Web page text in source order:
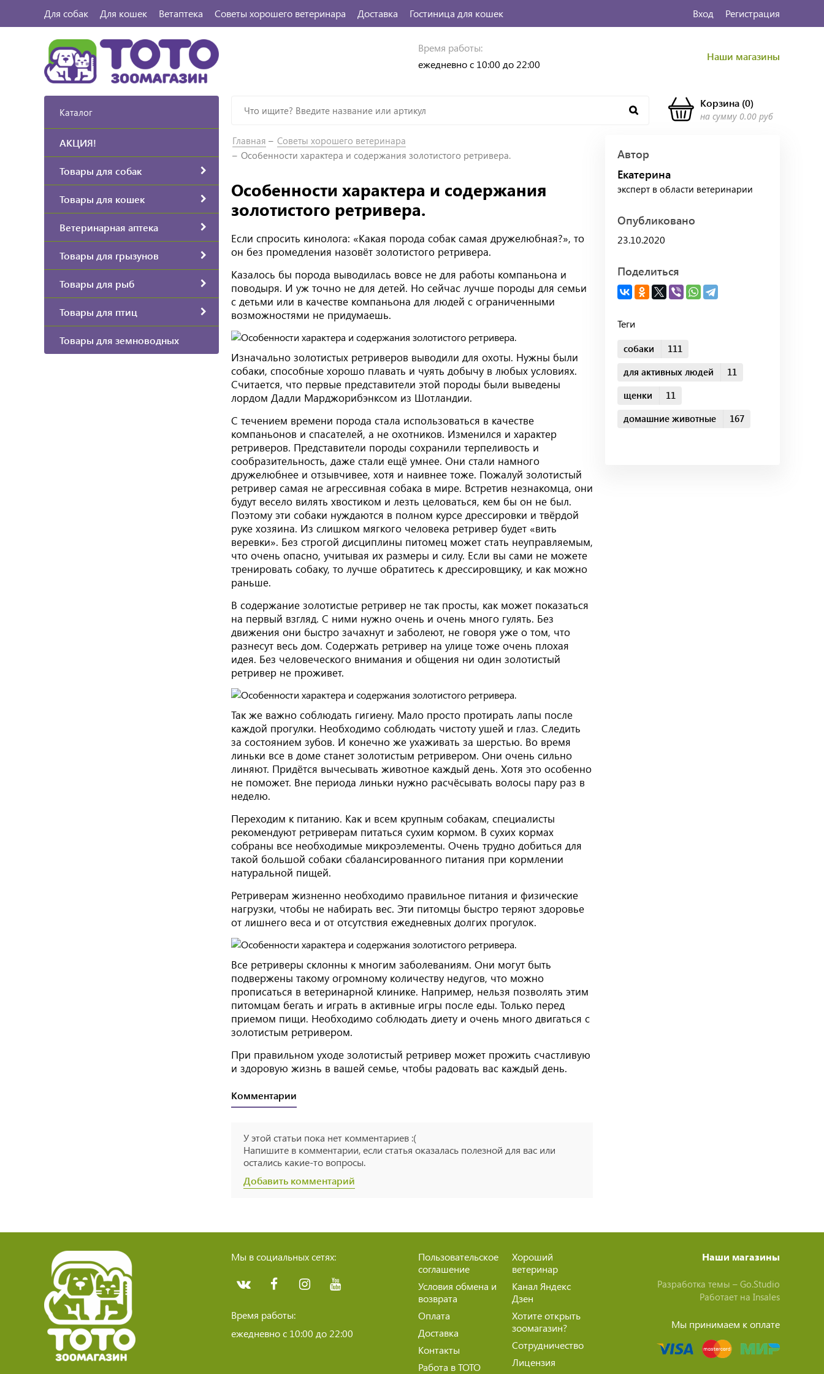
Для собак Для кошек Ветаптека Советы хорошего ветеринара Доставка Гостиница для кошек Вход Регистрация
Время работы:
ежедневно с 10:00 до 22:00
Наши магазины
Корзина(0)
на сумму 0.00 руб
Каталог
АКЦИЯ!
Товары для собак
Товары для кошек
Ветеринарная аптека
Товары для грызунов
Товары для рыб
Товары для птиц
Товары для земноводных
Главная
Советы хорошего ветеринара
Особенности характера и содержания золотистого ретривера.
Особенности характера и содержания
золотистого ретривера.
Если спросить кинолога: «Какая порода собак самая дружелюбная?», то
он без промедления назовёт золотистого ретривера.
Казалось бы порода выводилась вовсе не для работы компаньона и
поводыря. И уж точно не для детей. Но сейчас лучше породы для семьи
с детьми или в качестве компаньона для людей с ограниченными
возможностями не придумаешь.
Изначально золотистых ретриверов выводили для охоты. Нужны были
собаки, способные хорошо плавать и чуять добычу в любых условиях.
Считается, что первые представители этой породы были выведены
лордом Дадли Марджорибэнксом из Шотландии.
С течением времени порода стала использоваться в качестве
компаньонов и спасателей, а не охотников. Изменился и характер
ретриверов. Представители породы сохранили терпеливость и
сообразительность, даже стали ещё умнее. Они стали намного
дружелюбнее и отзывчивее, хотя и наивнее тоже. Пожалуй золотистый
ретривер самая не агрессивная собака в мире. Встретив незнакомца, они
будут весело вилять хвостиком и лезть целоваться, кем бы он не был.
Поэтому эти собаки нуждаются в полном курсе дрессировки и твёрдой
руке хозяина. Из слишком мягкого человека ретривер будет «вить
веревки». Без строгой дисциплины питомец может стать неуправляемым,
что очень опасно, учитывая их размеры и силу. Если вы сами не можете
тренировать собаку, то лучше обратитесь к дрессировщику, и как можно
раньше.
В содержание золотистые ретривер не так просты, как может показаться
на первый взгляд. С ними нужно очень и очень много гулять. Без
движения они быстро зачахнут и заболеют, не говоря уже о том, что
разнесут весь дом. Содержать ретривер на улице тоже очень плохая
идея. Без человеческого внимания и общения ни один золотистый
ретривер не проживет.
Так же важно соблюдать гигиену. Мало просто протирать лапы после
каждой прогулки. Необходимо соблюдать чистоту ушей и глаз. Следить
за состоянием зубов. И конечно же ухаживать за шерстью. Во время
линьки все в доме станет золотистым ретривером. Они очень сильно
линяют. Придётся вычесывать животное каждый день. Хотя это особенно
не поможет. Вне периода линьки нужно расчёсывать волосы пару раз в
неделю.
Переходим к питанию. Как и всем крупным собакам, специалисты
рекомендуют ретриверам питаться сухим кормом. В сухих кормах
собраны все необходимые микроэлементы. Очень трудно добиться для
такой большой собаки сбалансированного питания при кормлении
натуральной пищей.
Ретриверам жизненно необходимо правильное питания и физические
нагрузки, чтобы не набирать вес. Эти питомцы быстро теряют здоровье
от лишнего веса и от отсутствия ежедневных долгих прогулок.
Все ретриверы склонны к многим заболеваниям. Они могут быть
подвержены такому огромному количеству недугов, что можно
прописаться в ветеринарной клинике. Например, нельзя позволять этим
питомцам бегать и играть в активные игры после еды. Только перед
приемом пищи. Необходимо соблюдать диету и очень много двигаться с
золотистым ретривером.
При правильном уходе золотистый ретривер может прожить счастливую
и здоровую жизнь в вашей семье, чтобы радовать вас каждый день.
Комментарии
У этой статьи пока нет комментариев :(
Напишите в комментарии, если статья оказалась полезной для вас или
остались какие-то вопросы.
Добавить комментарий
Автор
Екатерина
эксперт в области ветеринарии
Опубликовано
23.10.2020
Поделиться
Теги
собаки
111
для активных людей
11
щенки
11
домашние животные
167
Мы в социальных сетях:
Время работы:
ежедневно с 10:00 до 22:00
Пользовательское
соглашение
Условия обмена и
возврата
Оплата
Доставка
Контакты
Работа в ТОТО
Хороший
ветеринар
Канал Яндекс
Дзен
Хотите открыть
зоомагазин?
Сотрудничество
Лицензия
Наши магазины
Разработка темы – Go.Studio
Работает на Insales
Мы принимаем к оплате